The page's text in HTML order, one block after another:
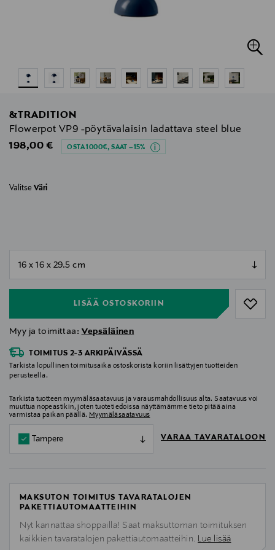
&TRADITION
Flowerpot VP9 -pöytävalaisin ladattava steel blue
Original Price
198,00 € OSTA 1000€, SAAT –15%
Valitse Väri
LISÄÄ OSTOSKORIIN
Myy ja toimittaa: Vepsäläinen
TOIMITUS 2-3 ARKIPÄIVÄSSÄ
Tarkista lopullinen toimitusaika ostoskorista koriin lisättyjen tuotteiden
perusteella.
Tarkista tuotteen myymäläsaatavuus ja varausmahdollisuus alta. Saatavuus voi
muuttua nopeastikin, joten tuotetiedoissa näyttämämme tieto pitää aina
varmistaa paikan päällä. Myymäläsaatavuus
Tampere VARAA TAVARATALOON
MAKSUTON TOIMITUS TAVARATALOJEN
PAKETTIAUTOMAATTEIHIN
Nyt kannattaa shoppailla! Saat maksuttoman toimituksen
kaikkien tavaratalojen pakettiautomaatteihin. Lue lisää